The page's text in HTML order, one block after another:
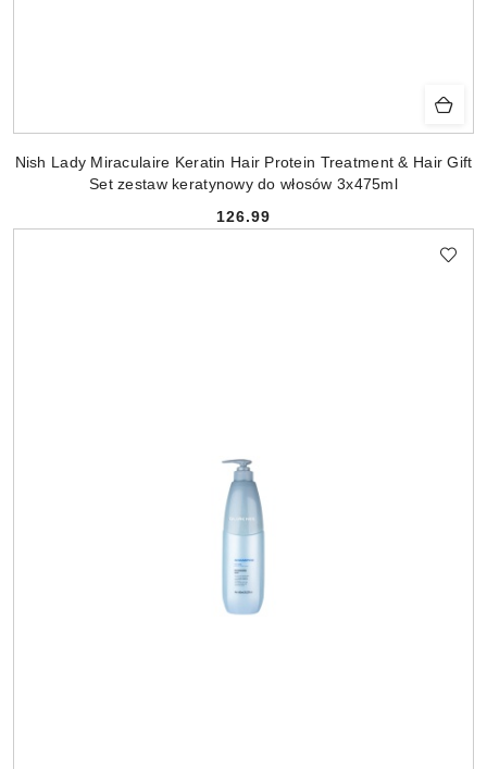
Nish Lady Miraculaire Keratin Hair Protein Treatment & Hair Gift
Set zestaw keratynowy do włosów 3x475ml
Cena:
126.99